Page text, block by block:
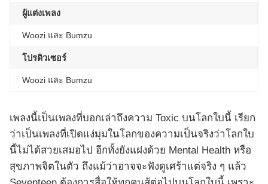
ผู้แต่งเพลง
Woozi และ Bumzu
โปรดิวเซอร์
Woozi และ Bumzu
เพลงนี้เป็นเพลงที่บอกเล่าถึงความ Toxic บนโลกใบนี้ เรียก
ว่าเป็นเพลงที่เปิดแง่มุมในโลกของความเป็นจริงว่าโลกใบ
นี้ไม่ได้สวยเสมอไป อีกทั้งยังแฝงด้วย Mental Health หรือ
สุขภาพจิตในตัว ถึงแม้ว่าอาจจะฟังดูเศร้าแต่จริง ๆ แล้ว